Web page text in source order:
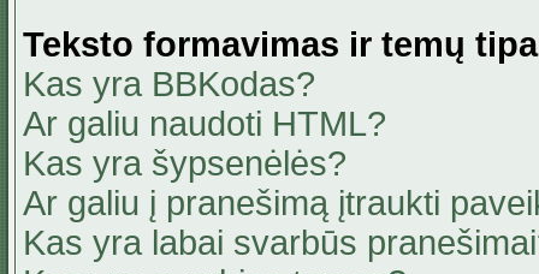
Teksto formavimas ir temų
Kas yra BBKodas?
Ar galiu naudoti HTML?
Kas yra šypsenėlės?
Ar galiu į pranešimą įtraukti
Kas yra labai svarbūs